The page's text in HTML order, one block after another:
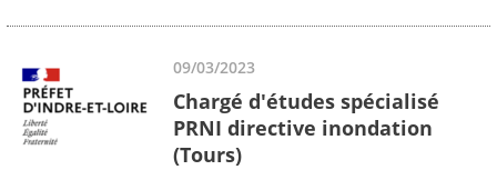
09/03/2023
Chargé d'études spécialisé
PRNI directive inondation
(Tours)